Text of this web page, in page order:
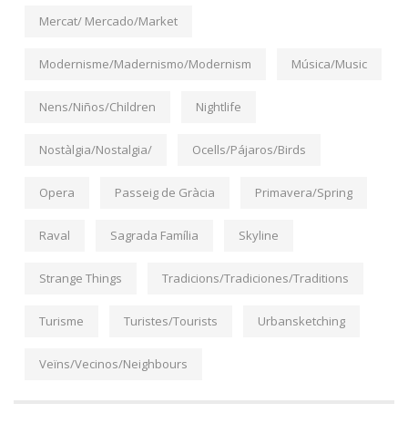
Mercat/ Mercado/Market
Modernisme/Madernismo/Modernism Música/Music
Nens/Niños/Children Nightlife
Nostàlgia/Nostalgia/ Ocells/Pájaros/Birds
Opera Passeig de Gràcia Primavera/Spring
Raval Sagrada Família Skyline
Strange Things Tradicions/Tradiciones/Traditions
Turisme Turistes/Tourists Urbansketching
Veïns/Vecinos/Neighbours